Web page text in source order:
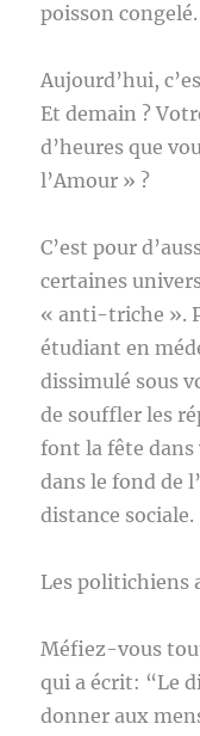
poisson congelé.
Aujourd’hui,
Et demain ?
d’heures que
l’Amour » ?
C’est pour
certaines
« anti-triche ».
étudiant en
dissimulé sous
de souffler les
font la fête
dans le fond de
distance sociale.
Les politichiens
Méfiez-vous
qui a écrit: “Le
donner aux